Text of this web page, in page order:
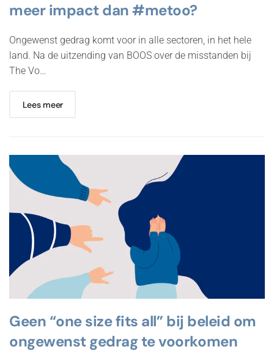
meer impact dan #metoo?
Ongewenst gedrag komt voor in alle sectoren, in het hele
land. Na de uitzending van BOOS over de misstanden bij
The Vo…
Lees meer
Geen “one size fits all” bij beleid om
ongewenst gedrag te voorkomen